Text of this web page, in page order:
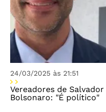
24/03/2025 às 21:51
Vereadores de
Bolsonaro: "É político"